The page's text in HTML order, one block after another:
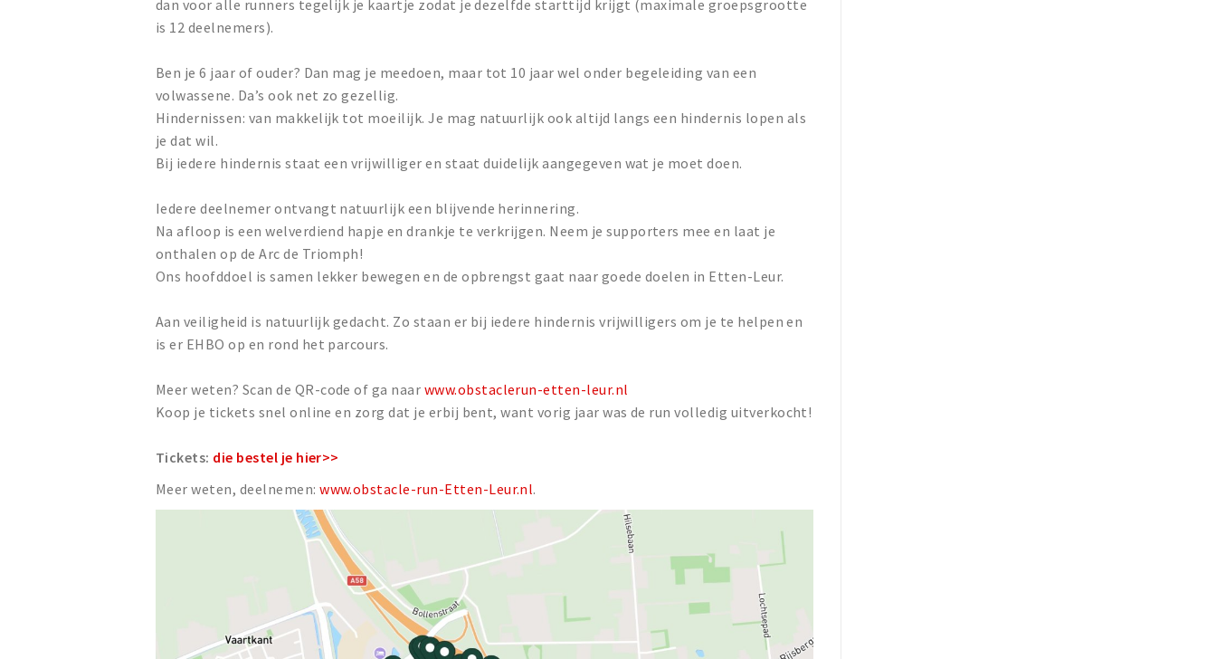
dan voor alle runners tegelijk je kaartje zodat je dezelfde starttijd krijgt (maximale groepsgrootte
is 12 deelnemers).
Ben je 6 jaar of ouder? Dan mag je meedoen, maar tot 10 jaar wel onder begeleiding van een
volwassene. Da’s ook net zo gezellig.
Hindernissen: van makkelijk tot moeilijk. Je mag natuurlijk ook altijd langs een hindernis lopen als
je dat wil.
Bij iedere hindernis staat een vrijwilliger en staat duidelijk aangegeven wat je moet doen.
Iedere deelnemer ontvangt natuurlijk een blijvende herinnering.
Na afloop is een welverdiend hapje en drankje te verkrijgen. Neem je supporters mee en laat je
onthalen op de Arc de Triomph!
Ons hoofddoel is samen lekker bewegen en de opbrengst gaat naar goede doelen in Etten-Leur.
Aan veiligheid is natuurlijk gedacht. Zo staan er bij iedere hindernis vrijwilligers om je te helpen en
is er EHBO op en rond het parcours.
Meer weten? Scan de QR-code of ga naar www.obstaclerun-etten-leur.nl
Koop je tickets snel online en zorg dat je erbij bent, want vorig jaar was de run volledig uitverkocht!
Tickets: die bestel je hier>>
Meer weten, deelnemen:www.obstacle-run-Etten-Leur.nl.